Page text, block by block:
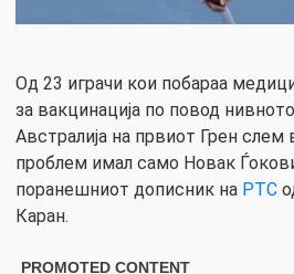
Од 23 играчи кои побараа
за вакцинација по повод
Австралија на првиот Грен слем
проблем имал само Новак
поранешниот дописник на РТС
Каран.